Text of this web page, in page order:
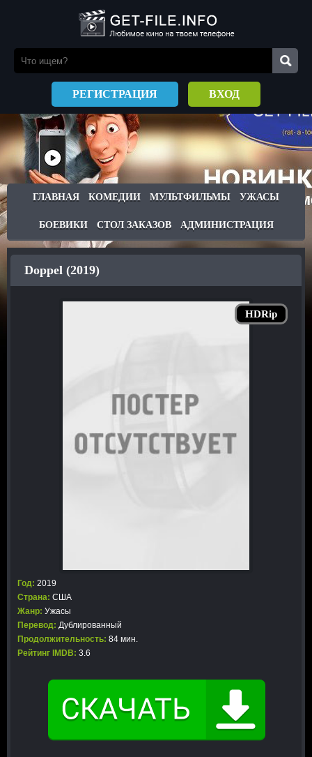
РЕГИСТРАЦИЯ ВХОД
ГЛАВНАЯ КОМЕДИИ МУЛЬТФИЛЬМЫ УЖАСЫ
БОЕВИКИ СТОЛ ЗАКАЗОВ АДМИНИСТРАЦИЯ
HDRip
Doppel (2019)
Год: 2019
Страна: США
Жанр: Ужасы
Перевод: Дублированный
Продолжительность: 84 мин.
Рейтинг IMDB: 3.6